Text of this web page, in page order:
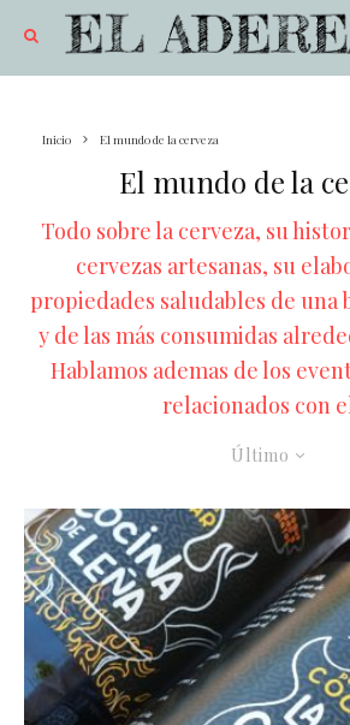
Inicio El mundo de la cerveza
El mundo de la
Todo sobre la cerveza, su
cervezas artesanas, su
propiedades saludables de una
y de las más consumidas
Hablamos ademas de los
relacionados con
Último